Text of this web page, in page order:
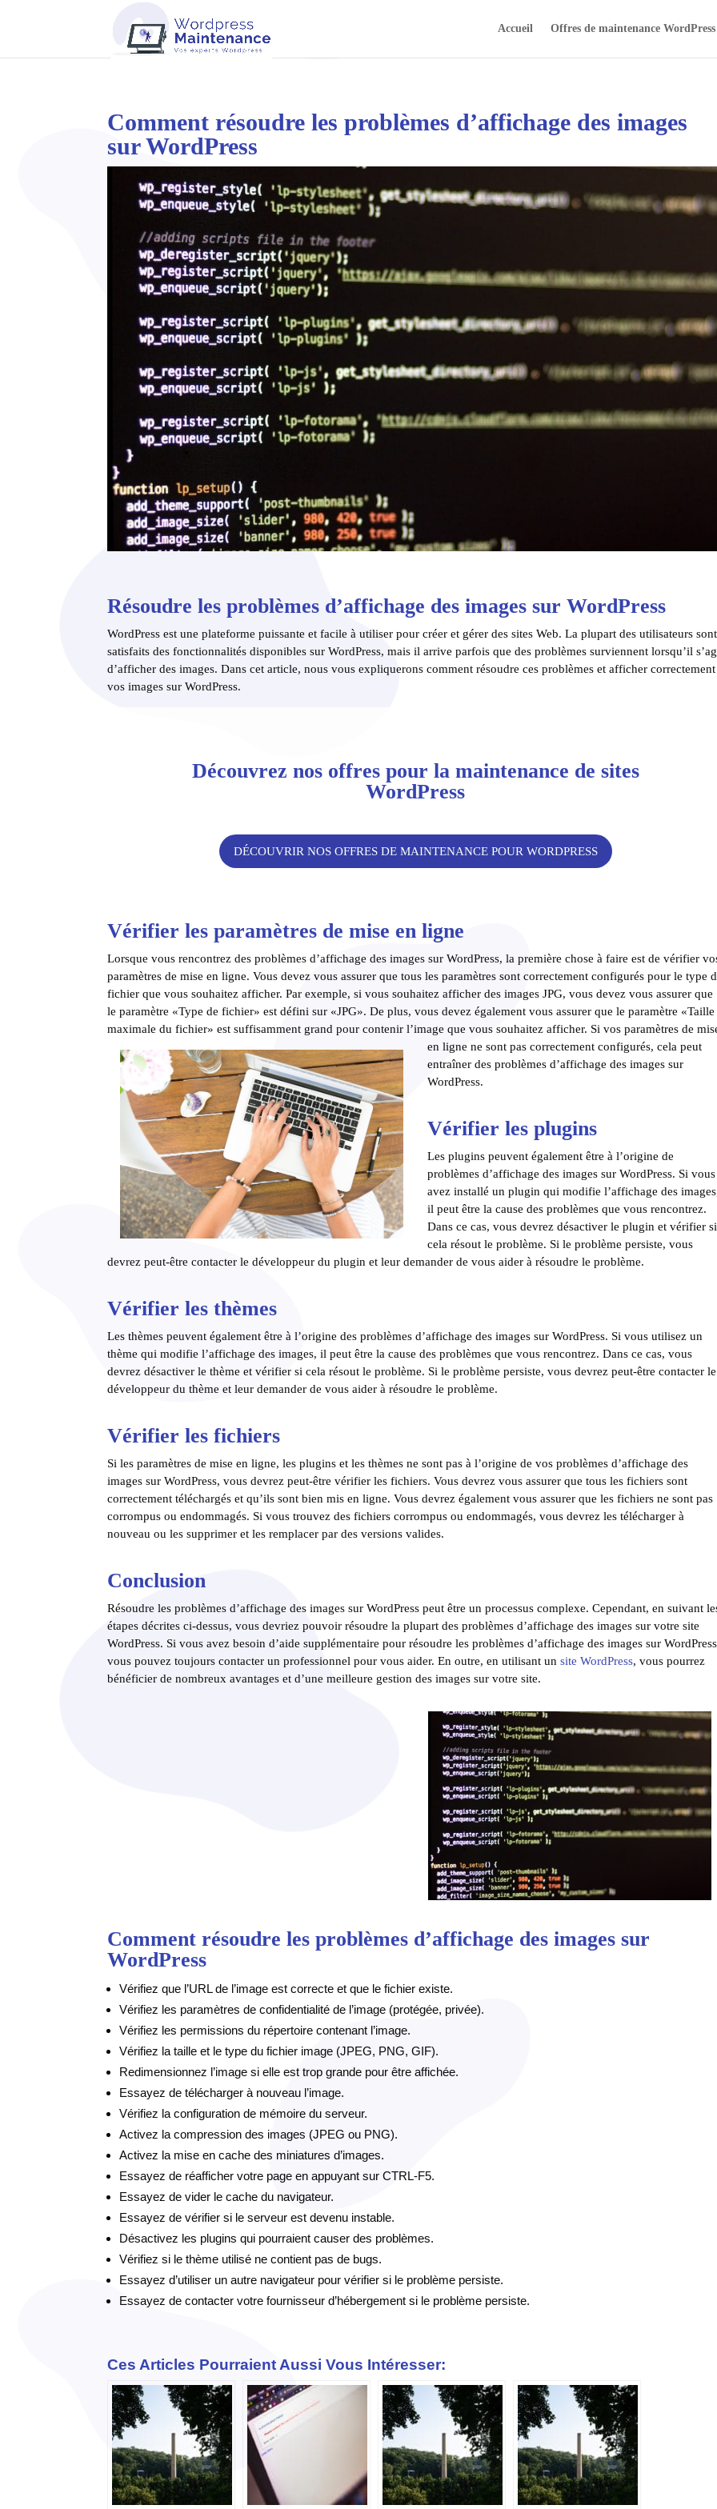
Accueil Offres de maintenance WordPress
Comment résoudre les problèmes d’affichage des images
sur WordPress
Résoudre les problèmes d’affichage des images sur WordPress
WordPress est une plateforme puissante et facile à utiliser pour créer et gérer des sites Web. La plupart des utilisateurs sont
satisfaits des fonctionnalités disponibles sur WordPress, mais il arrive parfois que des problèmes surviennent lorsqu’il
d’afficher des images. Dans cet article, nous vous expliquerons comment résoudre ces problèmes et afficher correctement
vos images sur WordPress.
Découvrez nos offres pour la maintenance de sites
WordPress
DÉCOUVRIR NOS OFFRES DE MAINTENANCE POUR WORDPRESS
Vérifier les paramètres de mise en ligne
Lorsque vous rencontrez des problèmes d’affichage des images sur WordPress, la première chose à faire est de vérifier
paramètres de mise en ligne. Vous devez vous assurer que tous les paramètres sont correctement configurés pour le type
fichier que vous souhaitez afficher. Par exemple, si vous souhaitez afficher des images JPG, vous devez vous assurer que
le paramètre «Type de fichier» est défini sur «JPG». De plus, vous devez également vous assurer que le paramètre «Taille
maximale du fichier» est suffisamment grand pour contenir l’image que vous souhaitez afficher. Si vos paramètres de
en ligne ne sont pas correctement configurés, cela peut
entraîner des problèmes d’affichage des images sur
WordPress.
Vérifier les plugins
Les plugins peuvent également être à l’origine de
problèmes d’affichage des images sur WordPress. Si vous
avez installé un plugin qui modifie l’affichage des
il peut être la cause des problèmes que vous rencontrez.
Dans ce cas, vous devrez désactiver le plugin et vérifier si
cela résout le problème. Si le problème persiste, vous
devrez peut-être contacter le développeur du plugin et leur demander de vous aider à résoudre le problème.
Vérifier les thèmes
Les thèmes peuvent également être à l’origine des problèmes d’affichage des images sur WordPress. Si vous utilisez un
thème qui modifie l’affichage des images, il peut être la cause des problèmes que vous rencontrez. Dans ce cas, vous
devrez désactiver le thème et vérifier si cela résout le problème. Si le problème persiste, vous devrez peut-être contacter le
développeur du thème et leur demander de vous aider à résoudre le problème.
Vérifier les fichiers
Si les paramètres de mise en ligne, les plugins et les thèmes ne sont pas à l’origine de vos problèmes d’affichage des
images sur WordPress, vous devrez peut-être vérifier les fichiers. Vous devrez vous assurer que tous les fichiers sont
correctement téléchargés et qu’ils sont bien mis en ligne. Vous devrez également vous assurer que les fichiers ne sont pas
corrompus ou endommagés. Si vous trouvez des fichiers corrompus ou endommagés, vous devrez les télécharger à
nouveau ou les supprimer et les remplacer par des versions valides.
Conclusion
Résoudre les problèmes d’affichage des images sur WordPress peut être un processus complexe. Cependant, en suivant
étapes décrites ci-dessus, vous devriez pouvoir résoudre la plupart des problèmes d’affichage des images sur votre site
WordPress. Si vous avez besoin d’aide supplémentaire pour résoudre les problèmes d’affichage des images sur
vous pouvez toujours contacter un professionnel pour vous aider. En outre, en utilisant unsite WordPress, vous pourrez
bénéficier de nombreux avantages et d’une meilleure gestion des images sur votre site.
Comment résoudre les problèmes d’affichage des images sur
WordPress
Vérifiez que l’URL de l’image est correcte et que le fichier existe.
Vérifiez les paramètres de confidentialité de l’image (protégée, privée).
Vérifiez les permissions du répertoire contenant l’image.
Vérifiez la taille et le type du fichier image (JPEG, PNG, GIF).
Redimensionnez l’image si elle est trop grande pour être affichée.
Essayez de télécharger à nouveau l’image.
Vérifiez la configuration de mémoire du serveur.
Activez la compression des images (JPEG ou PNG).
Activez la mise en cache des miniatures d’images.
Essayez de réafficher votre page en appuyant sur CTRL-F5.
Essayez de vider le cache du navigateur.
Essayez de vérifier si le serveur est devenu instable.
Désactivez les plugins qui pourraient causer des problèmes.
Vérifiez si le thème utilisé ne contient pas de bugs.
Essayez d’utiliser un autre navigateur pour vérifier si le problème persiste.
Essayez de contacter votre fournisseur d’hébergement si le problème persiste.
Ces Articles Pourraient Aussi Vous Intéresser: